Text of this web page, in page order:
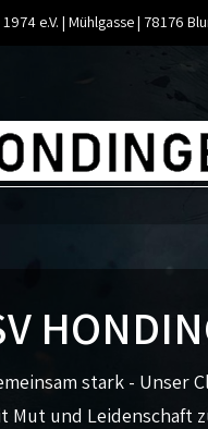
1974 e.V. | Mühlgasse | 78176
stark - Unser
Mut und Leidenschaft